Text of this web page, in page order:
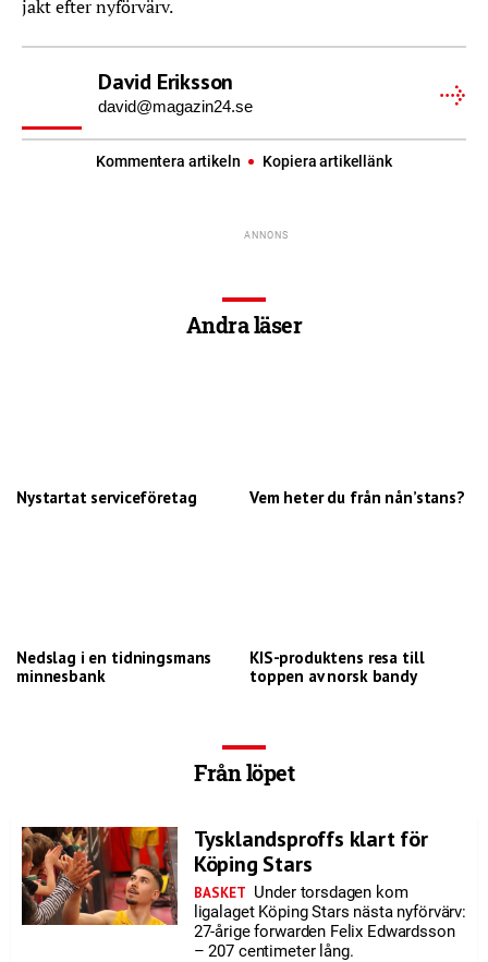
jakt efter nyförvärv.
David Eriksson
david@magazin24.se
Kommentera artikeln Kopiera artikellänk
Andra läser
Nystartat serviceföretag Vem heter du från nån’stans?
Nedslag i en tidningsmans
minnesbank
KIS-produktens resa till
toppen av norsk bandy
Från löpet
Tysklandsproffs klart för
Köping Stars
BASKET Under torsdagen kom
ligalaget Köping Stars nästa nyförvärv:
27-årige forwarden Felix Edwardsson
– 207 centimeter lång.